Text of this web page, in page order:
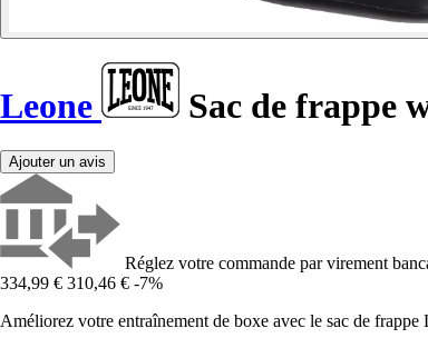
Leone Sac de frappe
Ajouter un avis
Réglez votre commande par virement
334,99 € 310,46 € -7%
Améliorez votre entraînement de boxe avec le sac de